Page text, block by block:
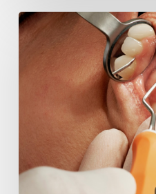
Anestesia